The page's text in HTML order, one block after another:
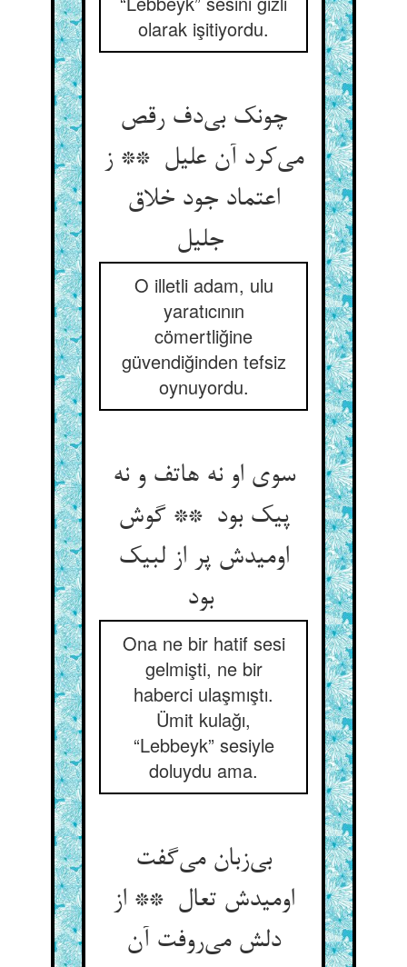
olarak işitiyordu.
چونک بی‌دف رقص
می‌کرد آن علیل ** ز
اعتماد جود خلاق
O illetli adam, ulu
yaratıcının
cömertliğine
güvendiğinden tefsiz
oynuyordu.
سوی او نه هاتف و نه
پیک بود ** گوش
اومیدش پر از لبیک
بود
Ona ne bir hatif sesi
gelmişti, ne bir
haberci ulaşmıştı.
Ümit kulağı,
“Lebbeyk” sesiyle
doluydu ama.
بی‌زبان می‌گفت
اومیدش تعال ** از
دلش می‌روفت آن